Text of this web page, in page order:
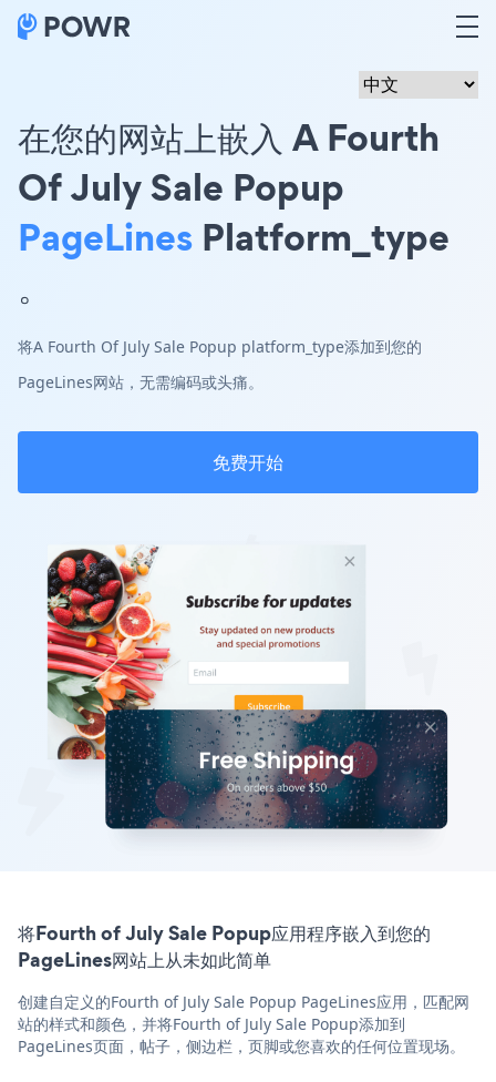
在您的网站上嵌入 A Fourth
Of July Sale Popup
PageLines Platform_type
。
将A Fourth Of July Sale Popup platform_type添加到您的
PageLines网站，无需编码或头痛。
免费开始
将Fourth of July Sale Popup应用程序嵌入到您的
PageLines网站上从未如此简单
创建自定义的Fourth of July Sale Popup PageLines应用，匹配网
站的样式和颜色，并将Fourth of July Sale Popup添加到
PageLines页面，帖子，侧边栏，页脚或您喜欢的任何位置现场。